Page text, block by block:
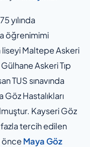
yılında
öğrenimimi
liseyi Maltepe Askeri
Askeri Tıp
TUS sınavında
Göz Hastalıkları
Kayseri Göz
tercih edilen
önceMaya Göz